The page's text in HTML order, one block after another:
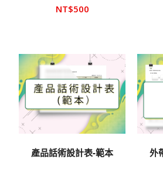
NT$500
產品話術設計表-範本
外